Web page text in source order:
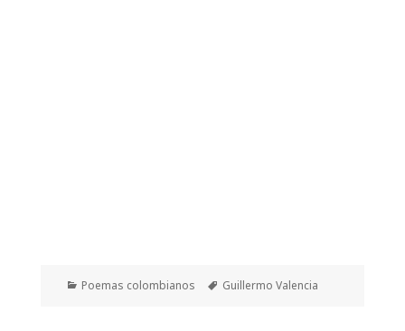
Categorías
Poemas colombianos Etiquetas
Guillermo Valencia